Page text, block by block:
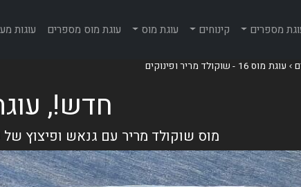
מספרים קינוחים עוגת מוס עוגת מוס מספרים עוגות
עוגת מוס 16 - שוקולד מריר ופינוקים
חדש!, עוגת
מוס שוקולד מריר עם גנאש ופיצוץ של